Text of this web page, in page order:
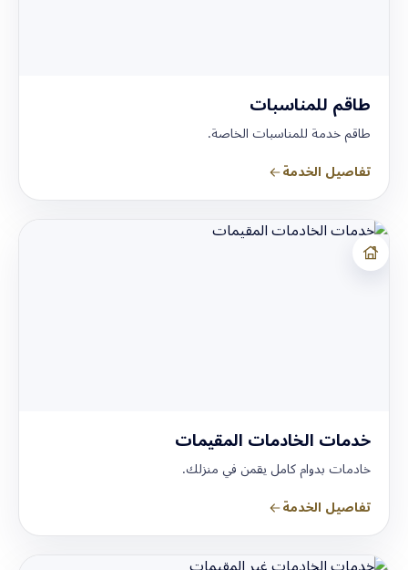
طاقم للمناسبات
طاقم خدمة للمناسبات الخاصة.
تفاصيل الخدمة
خدمات الخادمات المقيمات
خادمات بدوام كامل يقمن في منزلك.
تفاصيل الخدمة